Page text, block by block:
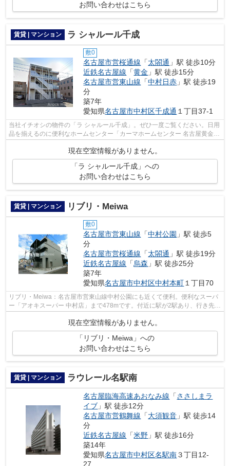
お問い合わせはこちら
賃貸 | マンション ラ シャルール千成
敷0
名古屋市営桜通線 「太閤通 」駅 徒歩10分
近鉄名古屋線 「黄金 」駅 徒歩15分
名古屋市営東山線 「中村日赤 」駅 徒歩19
分
築7年
愛知県名古屋市中村区千成通 １丁目37-1
当社イチオシの物件の「ラ シャルール千成」。ぜひ一度ご覧ください。日用
品を揃えるのに便利なホームセンター「カーマホームセンター 名古屋黄金
現在空室情報がありません。
「ラ シャルール千成」への
お問い合わせはこちら
賃貸 | マンション リブリ・Meiwa
敷0
名古屋市営東山線 「中村公園 」駅 徒歩5
分
名古屋市営桜通線 「太閤通 」駅 徒歩19分
近鉄名古屋線 「烏森 」駅 徒歩25分
築7年
愛知県名古屋市中村区中村本町 １丁目70
リブリ・Meiwa：名古屋市営東山線中村公園にも近くて便利。便利なスーパ
ー「アオキスーパー 中村店」まで478mです。付近に駅が2駅あり、行き先に
応じて使い分けができます。多くの方に...
現在空室情報がありません。
「リブリ・Meiwa」への
お問い合わせはこちら
賃貸 | マンション ラウレール名駅南
名古屋臨海高速あおなみ線 「ささしまラ
イブ 」駅 徒歩12分
名古屋市営鶴舞線 「大須観音 」駅 徒歩14
分
近鉄名古屋線 「米野 」駅 徒歩16分
築14年
愛知県名古屋市中村区名駅南３丁目12-
27